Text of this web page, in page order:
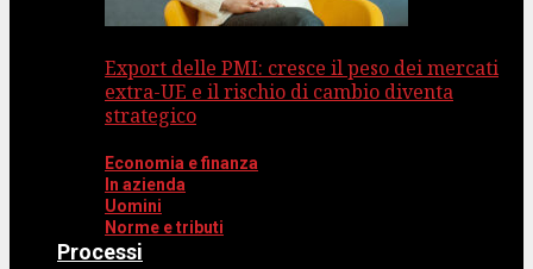
Export delle PMI: cresce il peso dei mercati
extra-UE e il rischio di cambio diventa
strategico
Economia e finanza
In azienda
Uomini
Norme e tributi
Processi